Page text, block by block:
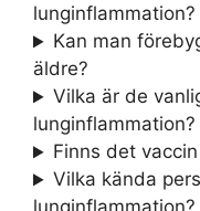
lunginflammation?
Kan man
äldre?
Vilka är de
lunginflammation?
Finns det
Vilka kända